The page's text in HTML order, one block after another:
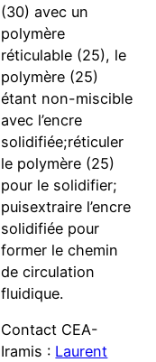
(30) avec un
polymère
réticulable (25), le
polymère (25)
étant non-miscible
avec l’encre
solidifiée;réticuler
le polymère (25)
pour le solidifier;
puisextraire l’encre
solidifiée pour
former le chemin
de circulation
fluidique.
Contact CEA-
Iramis : Laurent